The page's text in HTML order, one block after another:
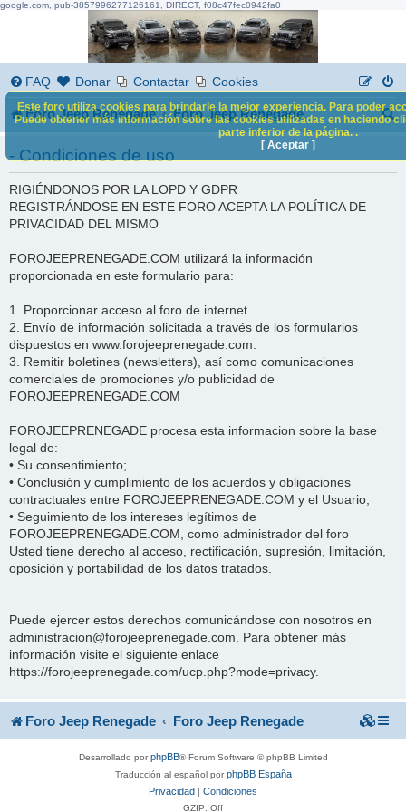
google.com, pub-3857996277126161, DIRECT, f08c47fec0942fa0
FAQ Donar Contactar Cookies
Foro Jeep Renegade Foro Jeep Renegade
B
s
- Condiciones de uso
RIGIÉNDONOS POR LA LOPD Y GDPR
REGISTRÁNDOSE EN ESTE FORO ACEPTA LA POLÍTICA DE
PRIVACIDAD DEL MISMO
FOROJEEPRENEGADE.COM utilizará la información
proporcionada en este formulario para:
1. Proporcionar acceso al foro de internet.
2. Envío de información solicitada a través de los formularios
dispuestos en www.forojeeprenegade.com.
3. Remitir boletines (newsletters), así como comunicaciones
comerciales de promociones y/o publicidad de
FOROJEEPRENEGADE.COM
FOROJEEPRENEGADE procesa esta informacion sobre la base
legal de:
• Su consentimiento;
• Conclusión y cumplimiento de los acuerdos y obligaciones
contractuales entre FOROJEEPRENEGADE.COM y el Usuario;
• Seguimiento de los intereses legítimos de
FOROJEEPRENEGADE.COM, como administrador del foro
Usted tiene derecho al acceso, rectificación, supresión, limitación,
oposición y portabilidad de los datos tratados.
Puede ejercer estos derechos comunicándose con nosotros en
administracion@forojeeprenegade.com. Para obtener más
información visite el siguiente enlace
https://forojeeprenegade.com/ucp.php?mode=privacy.
Este foro utiliza cookies para brindarle la mejor experiencia. Para poder
Puede obtener más información sobre las cookies utilizadas en haciendo
parte inferior de la página. .
[ Aceptar ]
Foro Jeep Renegade Foro Jeep Renegade
Desarrollado porphpBB® Forum Software © phpBB Limited
Traducción al español porphpBB España
Privacidad | Condiciones
GZIP: Off